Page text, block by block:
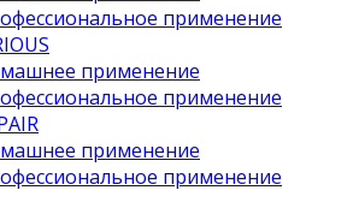
применение
применение
применение
применение
применение